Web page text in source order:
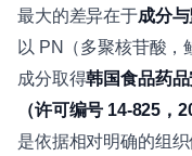
最大的差异在于成分
以 PN（多聚核苷酸，
成分取得韩国食品药
（许可编号 14-825，
是依据相对明确的组织